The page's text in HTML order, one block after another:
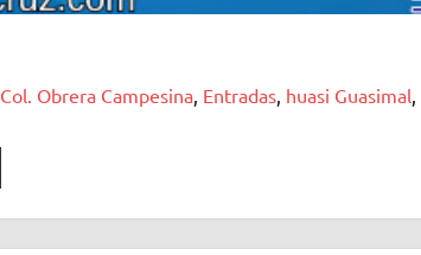
Col. Obrera Campesina, Entradas, huasi Guasimal